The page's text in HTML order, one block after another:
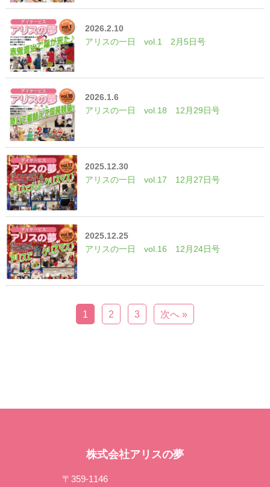
2026.2.10
アリスの一日 vol.1 2月5日号
2026.1.6
アリスの一日 vol.18 12月29日号
2025.12.30
アリスの一日 vol.17 12月27日号
2025.12.25
アリスの一日 vol.16 12月24日号
1 2 3 次へ »
株式会社アリスの夢
〒359-1146